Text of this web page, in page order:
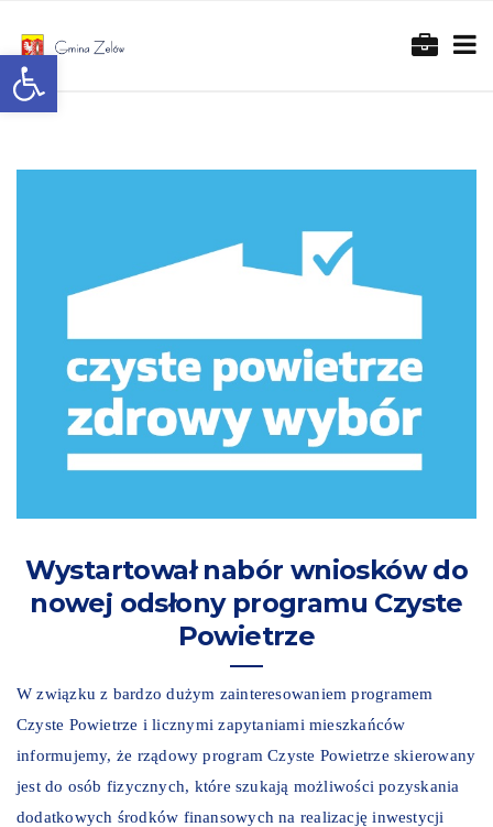
Otwórz pasek narzędzi
Wystartował nabór wniosków do
nowej odsłony programu Czyste
Powietrze
W związku z bardzo dużym zainteresowaniem programem
Czyste Powietrze i licznymi zapytaniami mieszkańców
informujemy, że rządowy program Czyste Powietrze skierowany
jest do osób fizycznych, które szukają możliwości pozyskania
dodatkowych środków finansowych na realizację inwestycji